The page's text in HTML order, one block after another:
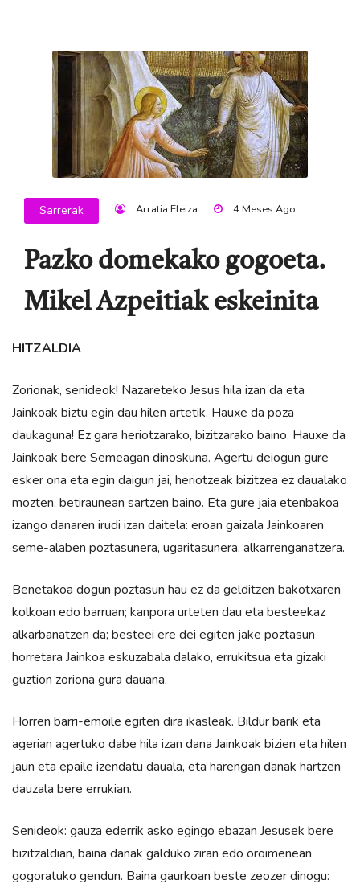
Sarrerak Arratia Eleiza 4 Meses Ago
Pazko domekako gogoeta.
Mikel Azpeitiak eskeinita
HITZALDIA
Zorionak, senideok! Nazareteko Jesus hila izan da eta
Jainkoak biztu egin dau hilen artetik. Hauxe da poza
daukaguna! Ez gara heriotzarako, bizitzarako baino. Hauxe da
Jainkoak bere Semeagan dinoskuna. Agertu deiogun gure
esker ona eta egin daigun jai, heriotzeak bizitzea ez daualako
mozten, betiraunean sartzen baino. Eta gure jaia etenbakoa
izango danaren irudi izan daitela: eroan gaizala Jainkoaren
seme-alaben poztasunera, ugaritasunera, alkarrenganatzera.
Benetakoa dogun poztasun hau ez da gelditzen bakotxaren
kolkoan edo barruan; kanpora urteten dau eta besteekaz
alkarbanatzen da; besteei ere dei egiten jake poztasun
horretara Jainkoa eskuzabala dalako, errukitsua eta gizaki
guztion zoriona gura dauana.
Horren barri-emoile egiten dira ikasleak. Bildur barik eta
agerian agertuko dabe hila izan dana Jainkoak bizien eta hilen
jaun eta epaile izendatu dauala, eta harengan danak hartzen
dauzala bere errukian.
Senideok: gauza ederrik asko egingo ebazan Jesusek bere
bizitzaldian, baina danak galduko ziran edo oroimenean
gogoratuko gendun. Baina gaurkoan beste zeozer dinogu: